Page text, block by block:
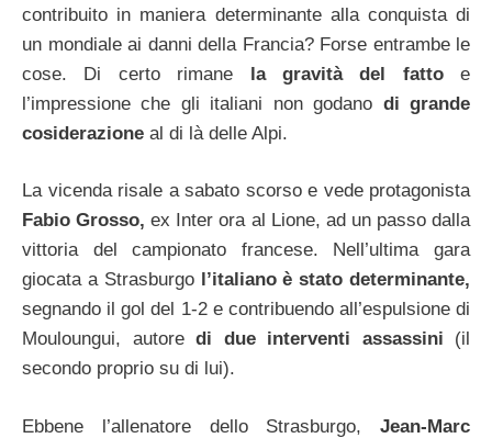
contribuito in maniera determinante alla conquista di
un mondiale ai danni della Francia? Forse entrambe le
cose. Di certo rimane la gravità del fatto e
l’impressione che gli italiani non godano di grande
cosiderazione al di là delle Alpi.
La vicenda risale a sabato scorso e vede protagonista
Fabio Grosso, ex Inter ora al Lione, ad un passo dalla
vittoria del campionato francese. Nell’ultima gara
giocata a Strasburgol’italiano è stato determinante,
segnando il gol del 1-2 e contribuendo all’espulsione di
Mouloungui, autore di due interventi assassini (il
secondo proprio su di lui).
Ebbene l’allenatore dello Strasburgo, Jean-Marc